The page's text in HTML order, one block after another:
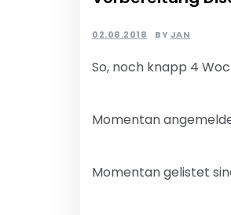
02.08.2018 BYJAN
So, noch knapp 4
Momentan
Momentan gelistet